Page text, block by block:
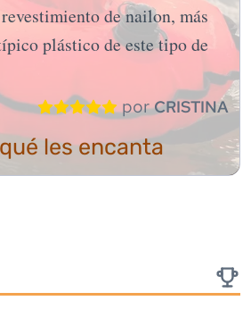
de nailon, más
plástico de este tipo de
porCRISTINA
les encanta